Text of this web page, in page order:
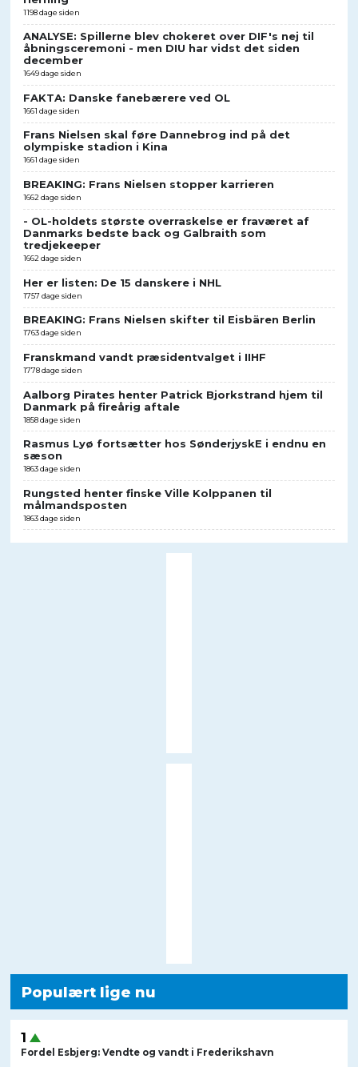
1198 dage siden
ANALYSE: Spillerne blev chokeret over DIF's nej til
åbningsceremoni - men DIU har vidst det siden
december
1649 dage siden
FAKTA: Danske fanebærere ved OL
1661 dage siden
Frans Nielsen skal føre Dannebrog ind på det
olympiske stadion i Kina
1661 dage siden
BREAKING: Frans Nielsen stopper karrieren
1662 dage siden
- OL-holdets største overraskelse er fraværet af
Danmarks bedste back og Galbraith som
tredjekeeper
1662 dage siden
Her er listen: De 15 danskere i NHL
1757 dage siden
BREAKING: Frans Nielsen skifter til Eisbären Berlin
1763 dage siden
Franskmand vandt præsidentvalget i IIHF
1778 dage siden
Aalborg Pirates henter Patrick Bjorkstrand hjem til
Danmark på fireårig aftale
1858 dage siden
Rasmus Lyø fortsætter hos SønderjyskE i endnu en
sæson
1863 dage siden
Rungsted henter finske Ville Kolppanen til
målmandsposten
1863 dage siden
Populært lige nu
Fordel Esbjerg: Vendte og vandt i Frederikshavn